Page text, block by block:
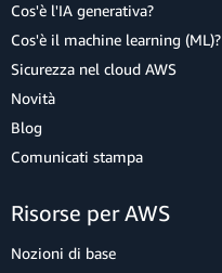
Cos'è l'IA generativa?
Cos'è il machine learning (ML)?
Sicurezza nel cloud AWS
Novità
Blog
Comunicati stampa
Risorse per AWS
Nozioni di base